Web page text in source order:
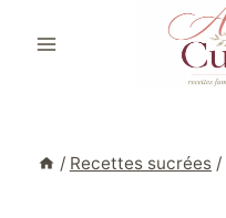
/ Recettes sucrées /